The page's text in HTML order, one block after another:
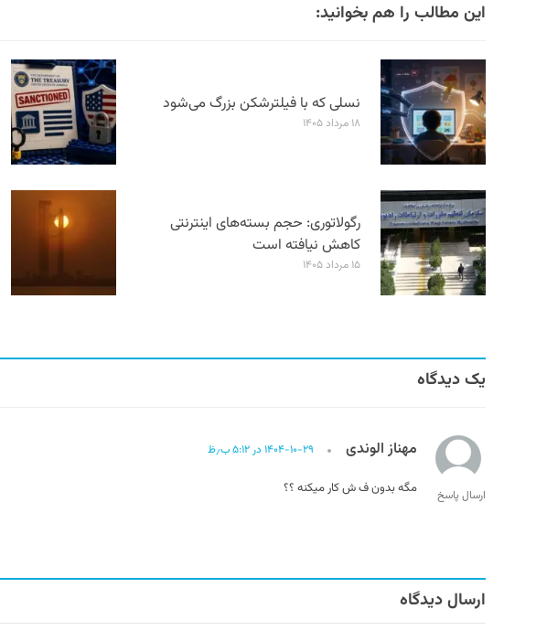
این مطالب را هم بخوانید:
نسلی که با فیلترشکن بزرگ می‌شود
۱۸ مرداد ۱۴۰۵
رگولاتوری: حجم بسته‌های اینترنتی
کاهش نیافته است
۱۵ مرداد ۱۴۰۵
یک دیدگاه
مهناز الوندی ۱۴۰۴-۱۰-۲۹ در ۵:۱۲ ب٫ظ
مگه بدون ف ش کار میکنه ؟؟ ارسال پاسخ
ارسال دیدگاه